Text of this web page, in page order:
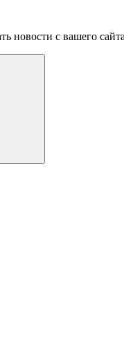
новости с вашего